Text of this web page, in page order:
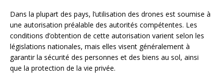
Dans la plupart des pays, l’utilisation des drones est soumise à
une autorisation préalable des autorités compétentes. Les
conditions d’obtention de cette autorisation varient selon les
législations nationales, mais elles visent généralement à
garantir la sécurité des personnes et des biens au sol, ainsi
que la protection de la vie privée.